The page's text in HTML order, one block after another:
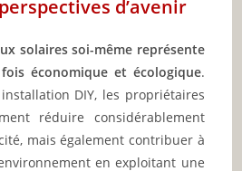
d’avenir
solaires soi-même représente
économique et écologique.
DIY, les propriétaires
réduire considérablement
mais également contribuer à
en exploitant une